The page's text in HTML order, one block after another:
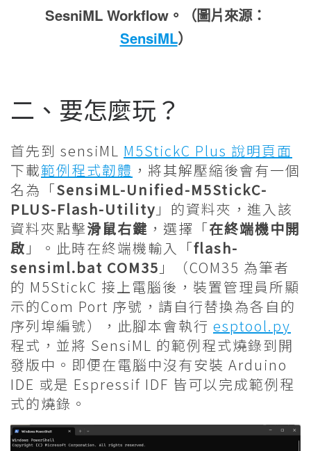
SesniML Workflow。（圖片來源：
SensiML）
二、要怎麼玩？
首先到 sensiML M5StickC Plus 說明頁面
下載範例程式韌體 ，將其解壓縮後會有一個
名為「SensiML-Unified-M5StickC-
PLUS-Flash-Utility 」的資料夾，進入該
資料夾點擊滑鼠右鍵 ，選擇「在終端機中開
啟 」。此時在終端機輸入「flash-
sensiml.bat COM35 」（COM35 為筆者
的 M5StickC 接上電腦後，裝置管理員所顯
示的Com Port 序號，請自行替換為各自的
序列埠編號），此腳本會執行 esptool.py
程式，並將 SensiML 的範例程式燒錄到開
發版中。即便在電腦中沒有安裝 Arduino
IDE 或是 Espressif IDF 皆可以完成範例程
式的燒錄。